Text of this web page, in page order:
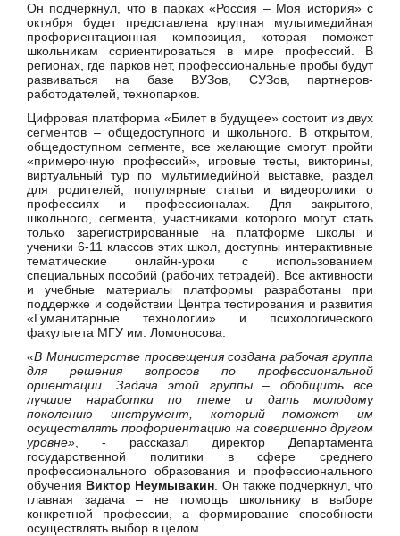
Он подчеркнул, что в парках «Россия – Моя история» с
октября будет представлена крупная мультимедийная
профориентационная композиция, которая поможет
школьникам сориентироваться в мире профессий. В
регионах, где парков нет, профессиональные пробы будут
развиваться на базе ВУЗов, СУЗов, партнеров-
работодателей, технопарков.
Цифровая платформа «Билет в будущее» состоит из двух
сегментов – общедоступного и школьного. В открытом,
общедоступном сегменте, все желающие смогут пройти
«примерочную профессий», игровые тесты, викторины,
виртуальный тур по мультимедийной выставке, раздел
для родителей, популярные статьи и видеоролики о
профессиях и профессионалах. Для закрытого,
школьного, сегмента, участниками которого могут стать
только зарегистрированные на платформе школы и
ученики 6-11 классов этих школ, доступны интерактивные
тематические онлайн-уроки с использованием
специальных пособий (рабочих тетрадей). Все активности
и учебные материалы платформы разработаны при
поддержке и содействии Центра тестирования и развития
«Гуманитарные технологии» и психологического
факультета МГУ им. Ломоносова.
«В Министерстве просвещения создана рабочая группа
для решения вопросов по профессиональной
ориентации. Задача этой группы – обобщить все
лучшие наработки по теме и дать молодому
поколению инструмент, который поможет им
осуществлять профориентацию на совершенно другом
уровне» , - рассказал директор Департамента
государственной политики в сфере среднего
профессионального образования и профессионального
обучения Виктор Неумывакин . Он также подчеркнул, что
главная задача – не помощь школьнику в выборе
конкретной профессии, а формирование способности
осуществлять выбор в целом.